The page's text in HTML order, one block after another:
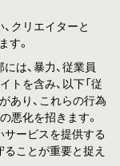
クリエイターと
す。
は、暴力、従業員
トを含み、以下「従
あり、これらの行為
悪化を招きます。
サービスを提供する
ることが重要と捉え